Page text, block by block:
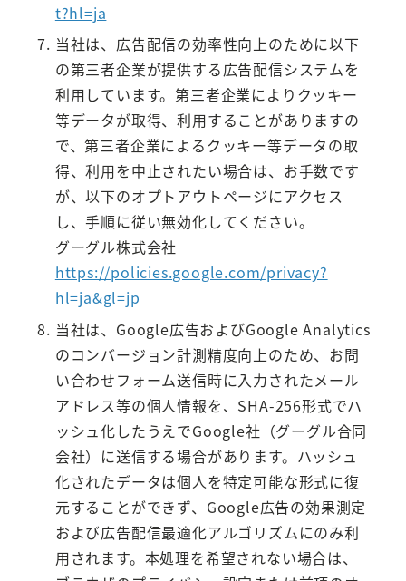
t?hl=ja
当社は、広告配信の効率性向上のために以下
の第三者企業が提供する広告配信システムを
利用しています。第三者企業によりクッキー
等データが取得、利用することがありますの
で、第三者企業によるクッキー等データの取
得、利用を中止されたい場合は、お手数です
が、以下のオプトアウトページにアクセス
し、手順に従い無効化してください。
グーグル株式会社
https://policies.google.com/privacy?
hl=ja&gl=jp
当社は、Google広告およびGoogle Analytics
のコンバージョン計測精度向上のため、お問
い合わせフォーム送信時に入力されたメール
アドレス等の個人情報を、SHA-256形式でハ
ッシュ化したうえでGoogle社（グーグル合同
会社）に送信する場合があります。ハッシュ
化されたデータは個人を特定可能な形式に復
元することができず、Google広告の効果測定
および広告配信最適化アルゴリズムにのみ利
用されます。本処理を希望されない場合は、